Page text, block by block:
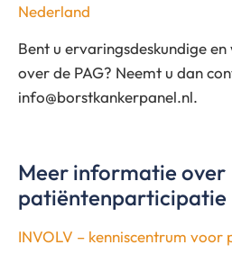
Nederland
Bent u ervaringsdeskundige
over de PAG? Neemt u dan
info@borstkankerpanel.nl.
Meer informatie over
patiëntenparticipatie
INVOLV – kenniscentrum voor